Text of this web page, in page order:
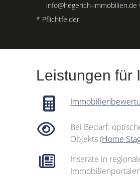
info@hegerich-
* Pflichtfelder
Leistungen für
Bei Bedarf:
Objekts (Home
Inserate in
Immobilienportalen